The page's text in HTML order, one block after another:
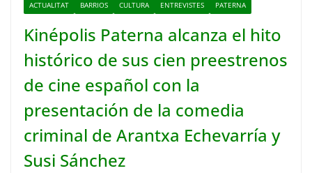
ACTUALITAT BARRIOS CULTURA ENTREVISTES PATERNA
Kinépolis Paterna alcanza el hito
histórico de sus cien preestrenos
de cine español con la
presentación de la comedia
criminal de Arantxa Echevarría y
Susi Sánchez